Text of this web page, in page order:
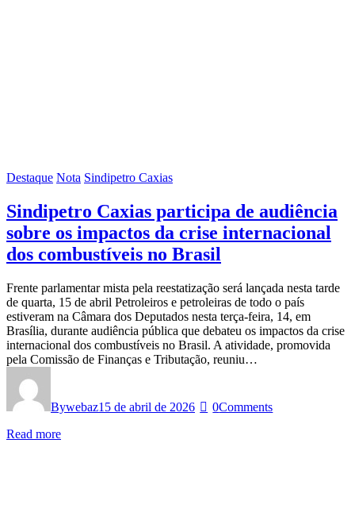
Destaque Nota Sindipetro Caxias
Sindipetro Caxias participa de audiência
sobre os impactos da crise internacional
dos combustíveis no Brasil
Frente parlamentar mista pela reestatização será lançada nesta tarde
de quarta, 15 de abril Petroleiros e petroleiras de todo o país
estiveram na Câmara dos Deputados nesta terça-feira, 14, em
Brasília, durante audiência pública que debateu os impactos da crise
internacional dos combustíveis no Brasil. A atividade, promovida
pela Comissão de Finanças e Tributação, reuniu…
Bywebaz15 de abril de 2026 0Comments
Read more